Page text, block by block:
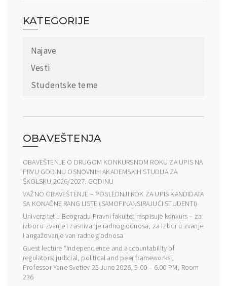
KATEGORIJE
Najave
Vesti
Studentske teme
OBAVEŠTENJA
OBAVEŠTENJE O DRUGOM KONKURSNOM ROKU ZA UPIS NA
PRVU GODINU OSNOVNIH AKADEMSKIH STUDIJA ZA
ŠKOLSKU 2026/2027. GODINU
VAŽNO OBAVEŠTENJE – POSLEDNJI ROK ZA UPIS KANDIDATA
SA KONAČNE RANG LISTE (SAMOFINANSIRAJUĆI STUDENTI)
Univerzitet u Beogradu Pravni fakultet raspisuje konkurs – za
izbor u zvanje i zasnivanje radnog odnosa, za izbor u zvanje
i angažovanje van radnog odnosa
Guest lecture “Independence and accountability of
regulators: judicial, political and peer frameworks”,
Professor Yane Svetiev 25 June 2026, 5.00 – 6.00 PM, Room
236